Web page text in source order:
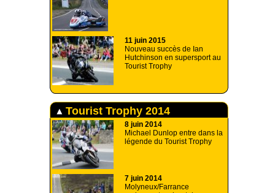
11 juin 2015
Nouveau succès de Ian
Hutchinson en supersport au
Tourist Trophy
Tourist Trophy 2014
8 juin 2014
Michael Dunlop entre dans la
légende du Tourist Trophy
7 juin 2014
Molyneux/Farrance